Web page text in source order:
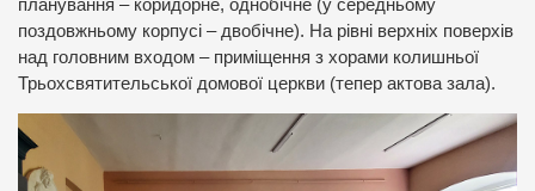
планування – коридорне, однобічне (у середньому
поздовжньому корпусі – двобічне). На рівні верхніх поверхів
над головним входом – приміщення з хорами колишньої
Трьохсвятительської домової церкви (тепер актова зала).